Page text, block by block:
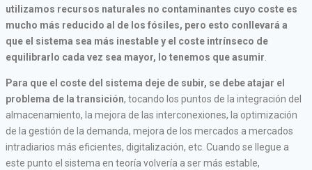
utilizamos recursos naturales no contaminantes cuyo coste es
mucho más reducido al de los fósiles, pero esto conllevará a
que el sistema sea más inestable y el coste intrínseco de
equilibrarlo cada vez sea mayor, lo tenemos que asumir.
Para que el coste del sistema deje de subir, se debe atajar el
problema de la transición, tocando los puntos de la integración del
almacenamiento, la mejora de las interconexiones, la optimización
de la gestión de la demanda, mejora de los mercados a mercados
intradiarios más eficientes, digitalización, etc. Cuando se llegue a
este punto el sistema en teoría volvería a ser más estable,